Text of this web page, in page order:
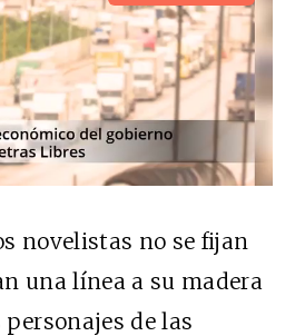
novelistas no se fijan
una línea a su madera
de las